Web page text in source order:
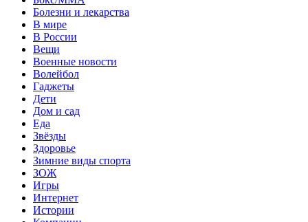
Болезни и лекарства
В мире
В России
Вещи
Военные новости
Волейбол
Гаджеты
Дети
Дом и сад
Еда
Звёзды
Здоровье
Зимние виды спорта
ЗОЖ
Игры
Интернет
Истории